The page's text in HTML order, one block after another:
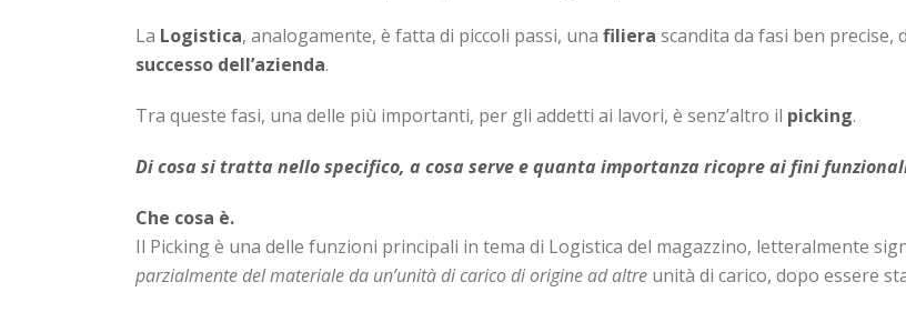
La Logistica, analogamente, è fatta di piccoli passi, una filiera scandita da fasi ben precise,
successo dell’azienda.
Tra queste fasi, una delle più importanti, per gli addetti ai lavori, è senz’altro il picking.
Di cosa si tratta nello specifico, a cosa serve e quanta importanza ricopre ai fini
Che cosa è.
Il Picking è una delle funzioni principali in tema di Logistica del magazzino, letteralmente
parzialmente del materiale da un’unità di carico di origine ad altre unità di carico, dopo essere